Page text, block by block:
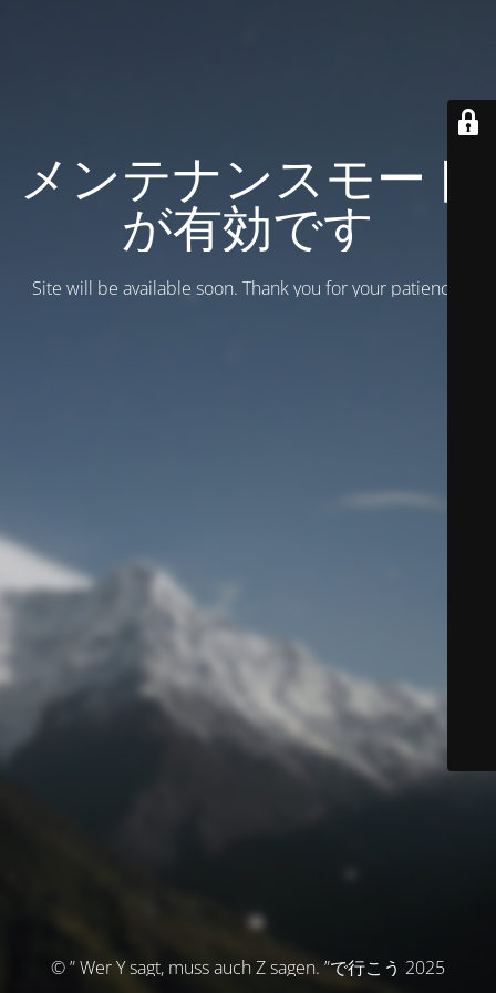
メンテナンスモード
が有効です
Site will be available soon. Thank you for your patience!
© ” Wer Y sagt, muss auch Z sagen. ”で行こう 2025